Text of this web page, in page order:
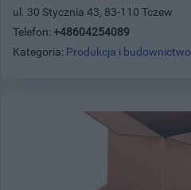
ul. 30 Stycznia 43, 83-110 Tczew
Telefon: +48604254089
Kategoria: Produkcja i budownictwo